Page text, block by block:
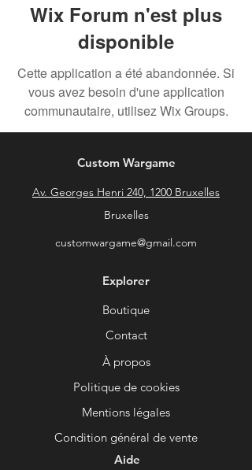
Wix Forum n'est plus
disponible
Cette application a été abandonnée. Si
vous avez besoin d'une application
communautaire, utilisez Wix Groups.
Custom Wargame
Av. Georges Henri 240, 1200 Bruxelles
Bruxelles
customwargame@gmail.com
Explorer
Boutique
Contact
À propos
Politique de cookies
Mentions légales
Condition général de vente
Aide